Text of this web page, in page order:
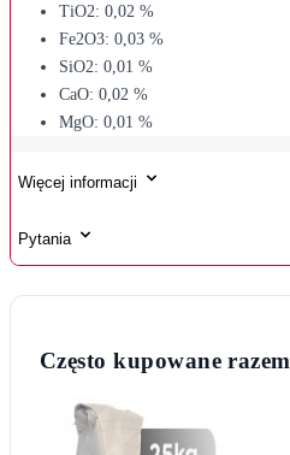
TiO2: 0,02 %
Fe2O3: 0,03 %
SiO2: 0,01 %
CaO: 0,02 %
MgO: 0,01 %
Więcej informacji
Pytania
Często kupowane razem